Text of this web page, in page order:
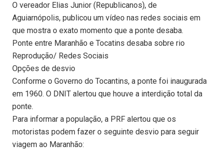
O vereador Elias Junior (Republicanos), de
Aguiarnópolis, publicou um vídeo nas redes sociais em
que mostra o exato momento que a ponte desaba.
Ponte entre Maranhão e Tocatins desaba sobre rio
Reprodução/ Redes Sociais
Opções de desvio
Conforme o Governo do Tocantins, a ponte foi inaugurada
em 1960. O DNIT alertou que houve a interdição total da
ponte.
Para informar a população, a PRF alertou que os
motoristas podem fazer o seguinte desvio para seguir
viagem ao Maranhão: